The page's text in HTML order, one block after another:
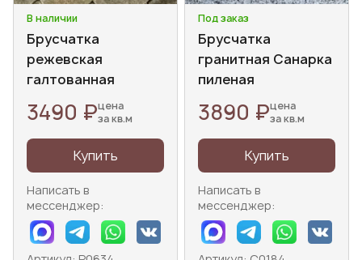
В наличии
Брусчатка
режевская
галтованная
3490 ₽цена
за кв.м
Купить
Написать в
мессенджер:
Под заказ
Брусчатка
гранитная Санарка
пиленая
3890 ₽цена
за кв.м
Купить
Написать в
мессенджер: